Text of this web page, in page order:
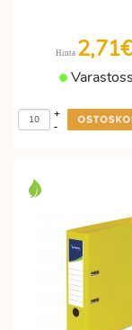
Hinta
-
+